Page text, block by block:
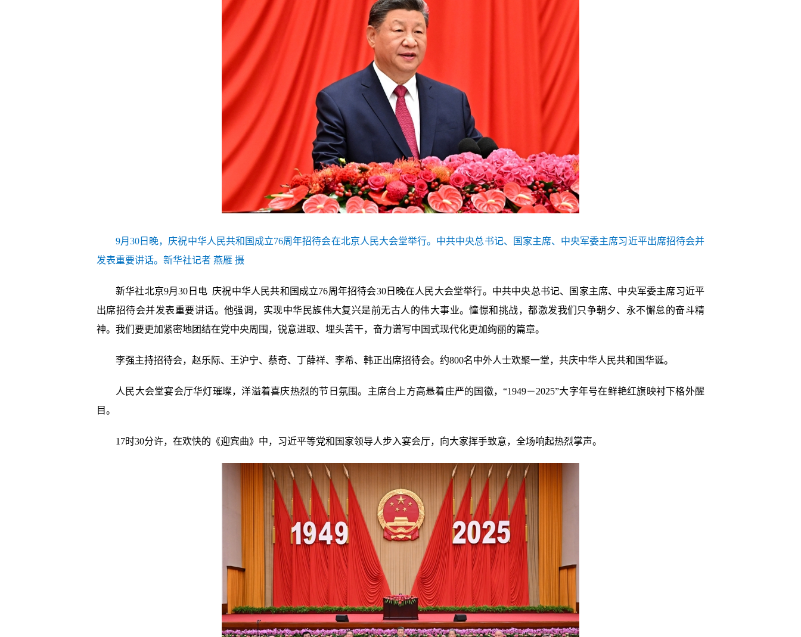
9月30日晚，庆祝中华人民共和国成立76周年招待会在北京人民大会堂举行。中共中央总书记、国家主席、中央军委主席习近平出席招待会并
发表重要讲话。新华社记者 燕雁 摄
新华社北京9月30日电 庆祝中华人民共和国成立76周年招待会30日晚在人民大会堂举行。中共中央总书记、国家主席、中央军委主席习近平
出席招待会并发表重要讲话。他强调，实现中华民族伟大复兴是前无古人的伟大事业。憧憬和挑战，都激发我们只争朝夕、永不懈怠的奋斗精
神。我们要更加紧密地团结在党中央周围，锐意进取、埋头苦干，奋力谱写中国式现代化更加绚丽的篇章。
李强主持招待会，赵乐际、王沪宁、蔡奇、丁薛祥、李希、韩正出席招待会。约800名中外人士欢聚一堂，共庆中华人民共和国华诞。
人民大会堂宴会厅华灯璀璨，洋溢着喜庆热烈的节日氛围。主席台上方高悬着庄严的国徽，“1949－2025”大字年号在鲜艳红旗映衬下格外醒
目。
17时30分许，在欢快的《迎宾曲》中，习近平等党和国家领导人步入宴会厅，向大家挥手致意，全场响起热烈掌声。